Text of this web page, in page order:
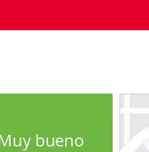
bueno